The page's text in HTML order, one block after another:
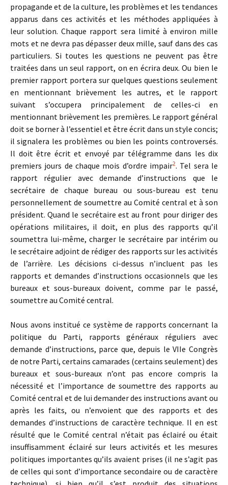
propagande et de la culture, les problèmes et les tendances
apparus dans ces activités et les méthodes appliquées à
leur solution. Chaque rapport sera limité à environ mille
mots et ne devra pas dépasser deux mille, sauf dans des cas
particuliers. Si toutes les questions ne peuvent pas être
traitées dans un seul rapport, on en écrira deux. Ou bien le
premier rapport portera sur quelques questions seulement
en mentionnant brièvement les autres, et le rapport
suivant s’occupera principalement de celles-ci en
mentionnant brièvement les premières. Le rapport général
doit se borner à l’essentiel et être écrit dans un style concis;
il signalera les problèmes ou bien les points controversés.
Il doit être écrit et envoyé par télégramme dans les dix
premiers jours de chaque mois d’ordre impair2. Tel sera le
rapport régulier avec demande d’instructions que le
secrétaire de chaque bureau ou sous-bureau est tenu
personnellement de soumettre au Comité central et à son
président. Quand le secrétaire est au front pour diriger des
opérations militaires, il doit, en plus des rapports qu’il
soumettra lui-même, charger le secrétaire par intérim ou
le secrétaire adjoint de rédiger des rapports sur les activités
de l’arrière. Les décisions ci-dessus n’incluent pas les
rapports et demandes d’instructions occasionnels que les
bureaux et sous-bureaux doivent, comme par le passé,
soumettre au Comité central.
Nous avons institué ce système de rapports concernant la
politique du Parti, rapports généraux réguliers avec
demande d’instructions, parce que, depuis le VIIe Congrès
de notre Parti, certains camarades (certains seulement) des
bureaux et sous-bureaux n’ont pas encore compris la
nécessité et l’importance de soumettre des rapports au
Comité central et de lui demander des instructions avant ou
après les faits, ou n’envoient que des rapports et des
demandes d’instructions de caractère technique. Il en est
résulté que le Comité central n’était pas éclairé ou était
insuffisamment éclairé sur leurs activités et les mesures
politiques importantes qu’ils avaient prises (il ne s’agit pas
de celles qui sont d’importance secondaire ou de caractère